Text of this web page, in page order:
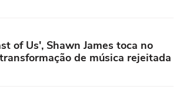
of Us', Shawn James toca no
de música rejeitada